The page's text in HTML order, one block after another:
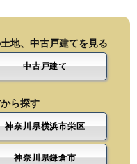
地、中古戸建てを見る
中古戸建て
ら探す
神奈川県横浜市栄区
神奈川県鎌倉市